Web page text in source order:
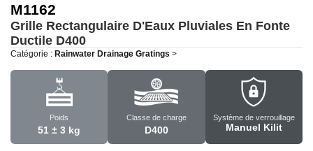
M1162
Grille Rectangulaire D'Eaux Pluviales En Fonte
Ductile D400
Catégorie : Rainwater Drainage Gratings >
Poids
51 ± 3 kg
Classe de charge
D400
Système de verrouillage
Manuel Kilit